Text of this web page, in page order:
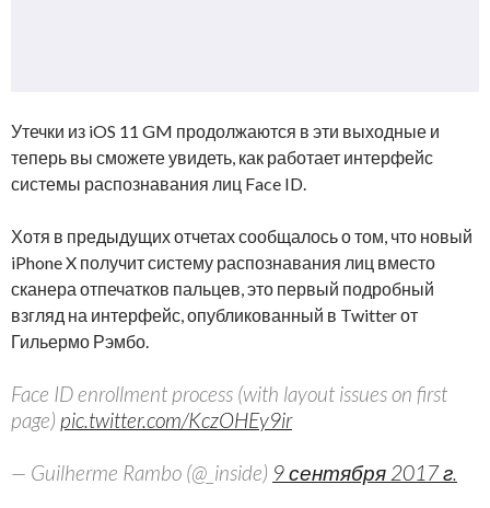
Утечки из iOS 11 GM продолжаются в эти выходные и
теперь вы сможете увидеть, как работает интерфейс
системы распознавания лиц Face ID.
Хотя в предыдущих отчетах сообщалось о том, что новый
iPhone X получит систему распознавания лиц вместо
сканера отпечатков пальцев, это первый подробный
взгляд на интерфейс, опубликованный в Twitter от
Гильермо Рэмбо.
Face ID enrollment process (with layout issues on first
page) pic.twitter.com/KczOHEy9ir
— Guilherme Rambo (@_inside) 9 сентября 2017 г.